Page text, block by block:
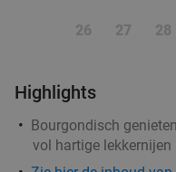
26 27 28
Highlights
Bourgondisch
vol hartige lekkernijen